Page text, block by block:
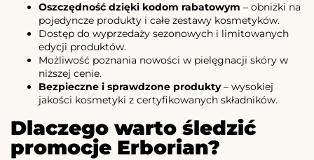
Oszczędność dzięki kodom rabatowym – obniżki na
pojedyncze produkty i całe zestawy kosmetyków.
Dostęp do wyprzedaży sezonowych i limitowanych
edycji produktów.
Możliwość poznania nowości w pielęgnacji skóry w
niższej cenie.
Bezpieczne i sprawdzone produkty– wysokiej
jakości kosmetyki z certyfikowanych składników.
Dlaczego warto śledzić
promocje Erborian?